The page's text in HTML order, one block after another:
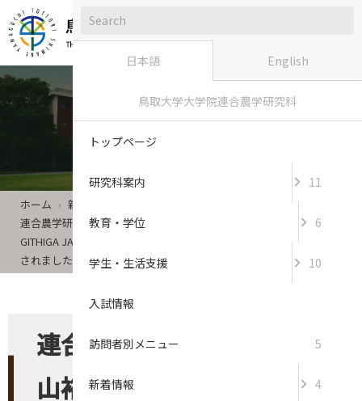
新着情報
ホーム
新着情報
連合農学研究科2年生の遠山裕基さん及び連合農学研究科1年生の
GITHIGA JANE WANJIKUさんが筆頭著者となっている論文2報が表彰
されました。
連合農学研究科2年生の遠
山裕基さん及び連合農学研
日本語 English
鳥取大学大学院連合農学研究科
トップページ
研究科案内 11
教育・学位 6
学生・生活支援 10
入試情報
5
訪問者別メニュー
新着情報 4